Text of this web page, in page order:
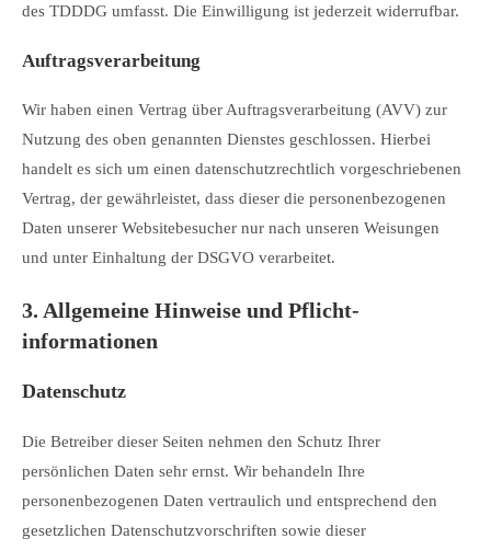
des TDDDG umfasst. Die Einwilligung ist jederzeit widerrufbar.
Auftragsverarbeitung
Wir haben einen Vertrag über Auftragsverarbeitung (AVV) zur
Nutzung des oben genannten Dienstes geschlossen. Hierbei
handelt es sich um einen datenschutzrechtlich vorgeschriebenen
Vertrag, der gewährleistet, dass dieser die personenbezogenen
Daten unserer Websitebesucher nur nach unseren Weisungen
und unter Einhaltung der DSGVO verarbeitet.
3. Allgemeine Hinweise und Pflicht­
informationen
Datenschutz
Die Betreiber dieser Seiten nehmen den Schutz Ihrer
persönlichen Daten sehr ernst. Wir behandeln Ihre
personenbezogenen Daten vertraulich und entsprechend den
gesetzlichen Datenschutzvorschriften sowie dieser